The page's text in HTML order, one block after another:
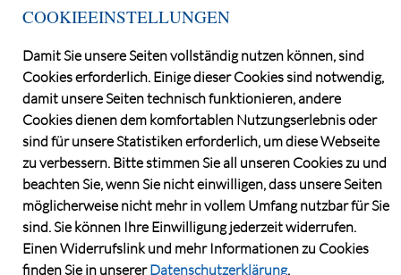
©2026 Deutsche Grundstücksauktionen AG
CONSENT MANAGER
KATALOGBEZUG
OBJEKTFRAGEBOGEN
DATENSCHUTZ
VERSTEIGERUNGSBEDINGUNGEN
IMPRESSUM
KONTAKT
COOKIEEINSTELLUNGEN
Damit Sie unsere Seiten vollständig nutzen können, sind
Cookies erforderlich. Einige dieser Cookies sind notwendig,
damit unsere Seiten technisch funktionieren, andere
Cookies dienen dem komfortablen Nutzungserlebnis oder
sind für unsere Statistiken erforderlich, um diese Webseite
zu verbessern. Bitte stimmen Sie all unseren Cookies zu und
beachten Sie, wenn Sie nicht einwilligen, dass unsere Seiten
möglicherweise nicht mehr in vollem Umfang nutzbar für Sie
sind. Sie können Ihre Einwilligung jederzeit widerrufen.
Einen Widerrufslink und mehr Informationen zu Cookies
finden Sie in unsererDatenschutzerklärung.